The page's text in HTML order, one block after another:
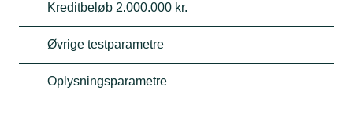
Kreditbeløb 2.000.000 kr.
Øvrige testparametre
Oplysningsparametre